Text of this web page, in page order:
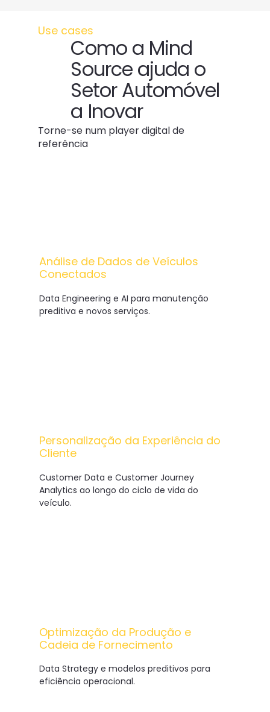
Use cases
Como a Mind
Source ajuda o
Setor Automóvel
a Inovar
Torne-se num player digital de
referência
Análise de Dados de Veículos
Conectados
Data Engineering e AI para manutenção
preditiva e novos serviços.
Personalização da Experiência do
Cliente
Customer Data e Customer Journey
Analytics ao longo do ciclo de vida do
veículo.
Optimização da Produção e
Cadeia de Fornecimento
Data Strategy e modelos preditivos para
eficiência operacional.